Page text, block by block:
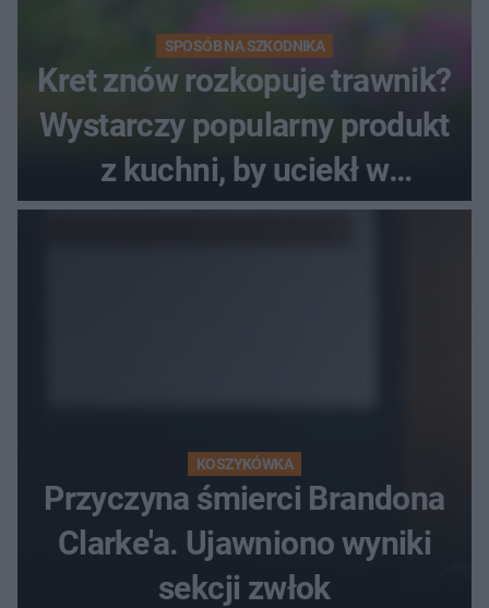
SPOSÓB NA SZKODNIKA
Kret znów rozkopuje trawnik?
Wystarczy popularny produkt
z kuchni, by uciekł w
popłochu
KOSZYKÓWKA
Przyczyna śmierci Brandona
Clarke'a. Ujawniono wyniki
sekcji zwłok